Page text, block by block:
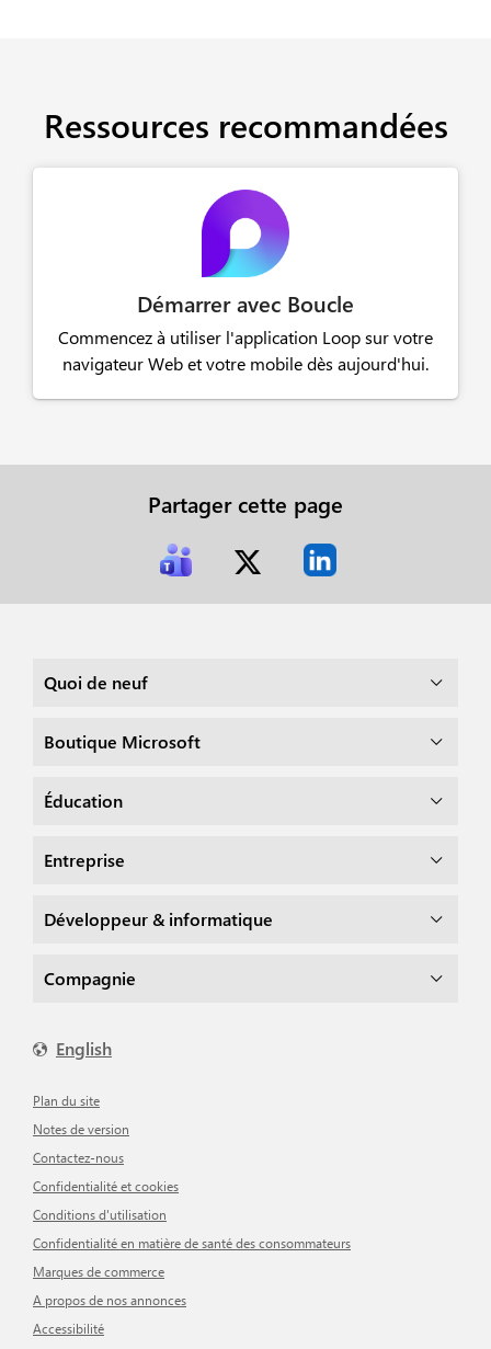
Ressources recommandées
Démarrer avec Boucle
Commencez à utiliser l'application Loop sur votre
navigateur Web et votre mobile dès aujourd'hui.
Partager cette page
Quoi de neuf
Boutique Microsoft
Éducation
Entreprise
Développeur & informatique
Compagnie
English
Plan du site
Notes de version
Contactez-nous
Confidentialité et cookies
Conditions d'utilisation
Confidentialité en matière de santé des consommateurs
Marques de commerce
A propos de nos annonces
Accessibilité